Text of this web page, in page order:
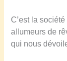
C’est la
allumeurs de
qui nous